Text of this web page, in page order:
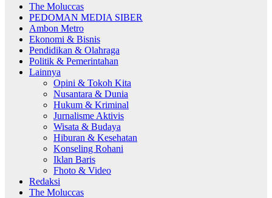
The Moluccas
PEDOMAN MEDIA SIBER
Ambon Metro
Ekonomi & Bisnis
Pendidikan & Olahraga
Politik & Pemerintahan
Lainnya
Opini & Tokoh Kita
Nusantara & Dunia
Hukum & Kriminal
Jurnalisme Aktivis
Wisata & Budaya
Hiburan & Kesehatan
Konseling Rohani
Iklan Baris
Fhoto & Video
Redaksi
The Moluccas